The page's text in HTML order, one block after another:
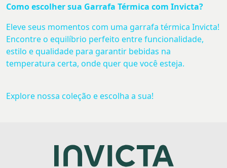
Como escolher sua Garrafa Térmica com Invicta?
Eleve seus momentos com uma garrafa térmica Invicta!
Encontre o equilíbrio perfeito entre funcionalidade,
estilo e qualidade para garantir bebidas na
temperatura certa, onde quer que você esteja.
Explore nossa coleção e escolha a sua!